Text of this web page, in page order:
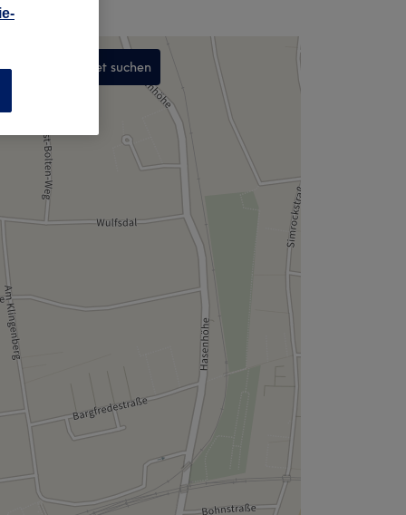
In diesem Gebiet suchen